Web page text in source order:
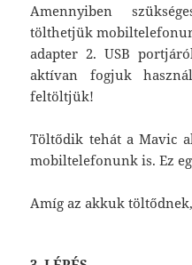
Amennyiben
tölthetjük
adapter 2. USB
aktívan fogjuk
feltöltjük!
Töltődik tehát a Mavic
mobiltelefonunk is. Ez
Amíg az akkuk